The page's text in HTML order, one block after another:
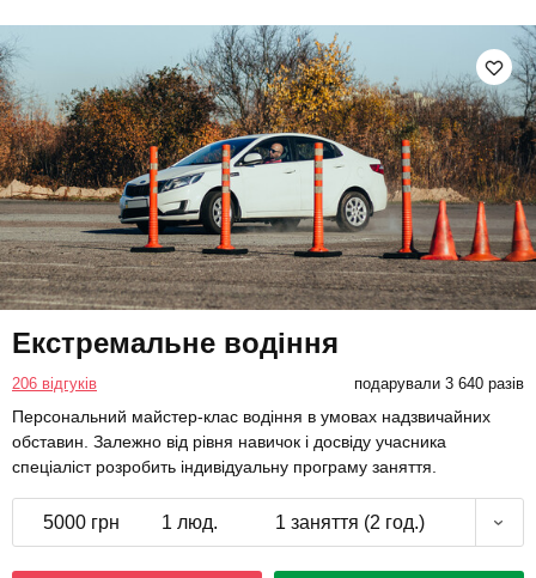
Екстремальне водіння
206 відгуків подарували 3 640 разів
Персональний майстер-клас водіння в умовах надзвичайних
обставин. Залежно від рівня навичок і досвіду учасника
спеціаліст розробить індивідуальну програму заняття.
5000 грн 1 люд. 1 заняття (2 год.)